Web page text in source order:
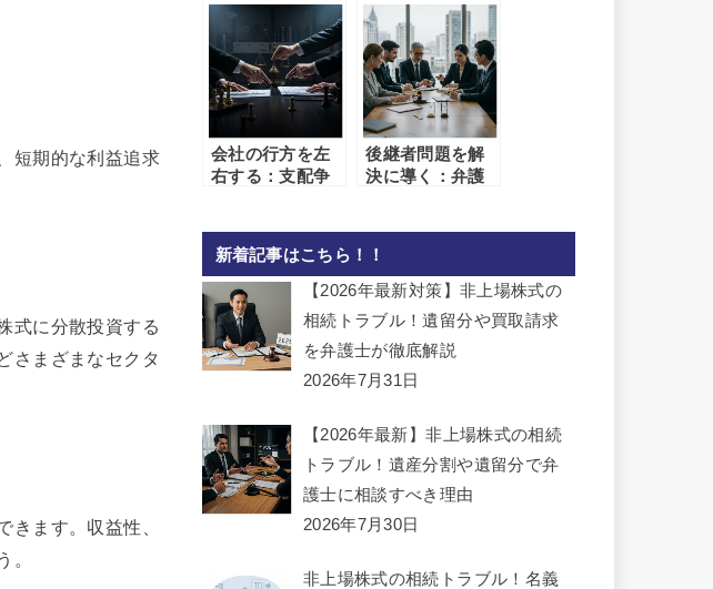
短期的な利益追求
式に分散投資する
さまざまなセクタ
ます。収益性、
。
護士の見分け方
事例
会社の行方を左
右する：支配争
後継者問題を解
決に導く：弁護
新着記事はこちら！！
【2026年最新対策】非上場株式の
相続トラブル！遺留分や買取請求
を弁護士が徹底解説
2026年7月31日
【2026年最新】非上場株式の相続
トラブル！遺産分割や遺留分で弁
護士に相談すべき理由
2026年7月30日
非上場株式の相続トラブル！名義